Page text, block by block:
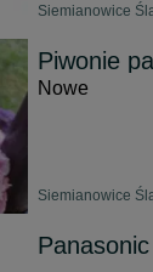
Siemianowice
Piwonie
Nowe
Siemianowice